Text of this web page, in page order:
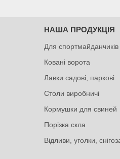
НАША ПРОДУКЦІЯ
Для спортмайданчиків
Ковані ворота
Лавки садові, паркові
Столи виробничі
Кормушки для свиней
Порізка скла
Відливи, уголки,